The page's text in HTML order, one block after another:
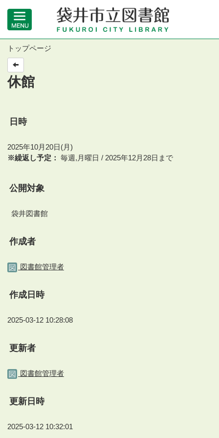
トップページ
休館
日時
2025年10月20日(月)
※繰返し予定： 毎週,月曜日 / 2025年12月28日まで
公開対象
袋井図書館
作成者
図書館管理者
作成日時
2025-03-12 10:28:08
更新者
図書館管理者
更新日時
2025-03-12 10:32:01